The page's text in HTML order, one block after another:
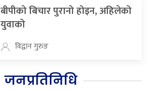
बीपीको बिचार पुरानो होइन, अहिलेको
युवाको
विद्वान गुरुङ
जनप्रतिनिधि